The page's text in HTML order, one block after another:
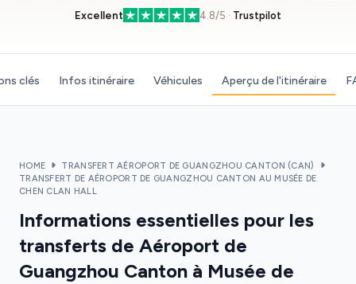
Excellent 4.8/5 · Trustpilot
clés Infos itinéraire Véhicules Aperçu de l'itinéraire
HOME
TRANSFERT AÉROPORT DE GUANGZHOU CANTON (CAN)
TRANSFERT DE AÉROPORT DE GUANGZHOU CANTON AU MUSÉE DE
CHEN CLAN HALL
Informations essentielles pour les
transferts de Aéroport de
Guangzhou Canton à Musée de